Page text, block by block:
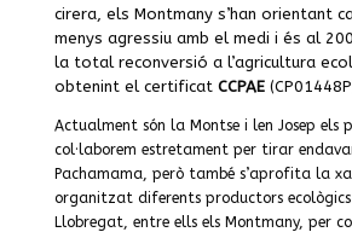
cirera, els Montmany s’han orientant
menys agressiu amb el medi i és al
la total reconversió a l’agricultura
obtenint el certificat CCPAE
Actualment són la Montse i len Josep els
col·laborem estretament per tirar
Pachamama, però també s’aprofita la
organitzat diferents productors
Llobregat, entre ells els Montmany, per